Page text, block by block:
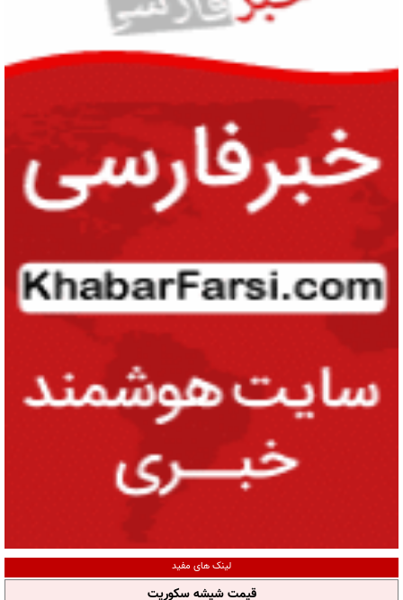
لینک های مفید
قیمت شیشه سکوریت